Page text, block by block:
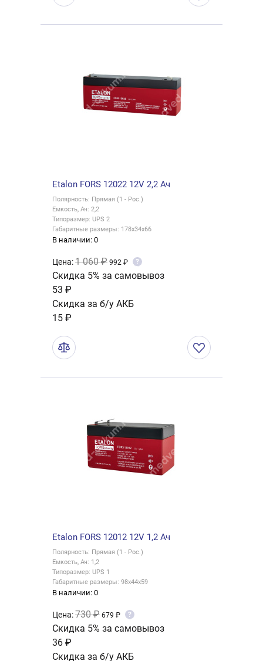
Etalon FORS 12022 12V 2,2 Ач
Полярность: Прямая (1 - Рос.)
Емкость, Ач: 2,2
Типоразмер: UPS 2
Габаритные размеры: 178x34x66
В наличии: 0
Цена:1 060 ₽ 992 ₽ ?
Скидка 5% за самовывоз
53 ₽
Скидка за б/у АКБ
15 ₽
Etalon FORS 12012 12V 1,2 Ач
Полярность: Прямая (1 - Рос.)
Емкость, Ач: 1,2
Типоразмер: UPS 1
Габаритные размеры: 98x44x59
В наличии: 0
Цена:730 ₽ 679 ₽ ?
Скидка 5% за самовывоз
36 ₽
Скидка за б/у АКБ